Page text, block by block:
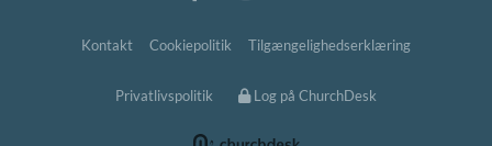
Kontakt Cookiepolitik Tilgængelighedserklæring
Privatlivspolitik Log på ChurchDesk